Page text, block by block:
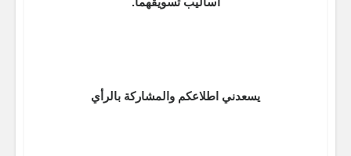
يسعدني اطلاعكم والمشاركة بالرأي